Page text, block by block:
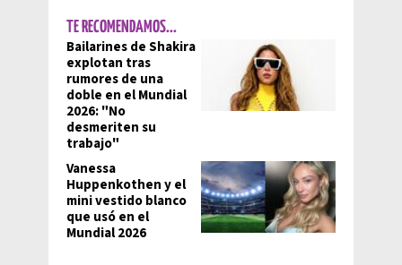
TE RECOMENDAMOS...
Bailarines de Shakira
explotan tras
rumores de una
doble en el Mundial
2026: "No
desmeriten su
trabajo"
Vanessa
Huppenkothen y el
mini vestido blanco
que usó en el
Mundial 2026